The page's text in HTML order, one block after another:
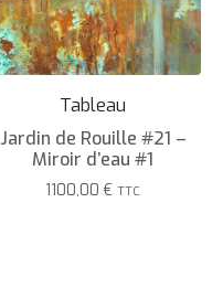
Tableau
Jardin de Rouille #21 –
Miroir d’eau #1
1100,00€ TTC